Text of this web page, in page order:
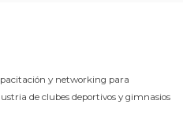
y networking para
de clubes deportivos y gimnasios